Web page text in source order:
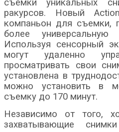
съемки уникальных
ракурсов. Новый
компаньон для съемки,
более
Используя сенсорный
могут удаленно
просматривать свои
установлена в
можно установить в
съемку до 170 минут.
Независимо от того,
захватывающие